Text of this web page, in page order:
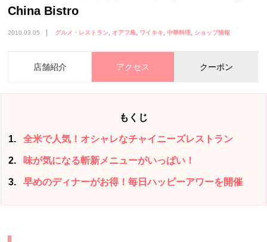
China Bistro
2010.03.05 グルメ・レストラン オアフ島 ワイキキ 中華料理 ショップ情報
店舗紹介 アクセス クーポン
もくじ
1 全米で人気！オシャレなチャイニーズレストラン
2 味が気になる斬新メニューがいっぱい！
3 早めのディナーがお得！毎日ハッピーアワーを開催